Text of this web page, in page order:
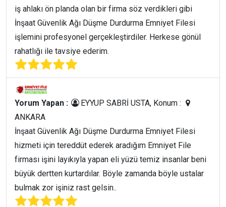
iş ahlakı ön planda olan bir firma söz verdikleri gibi
İnşaat Güvenlik Ağı Düşme Durdurma Emniyet Filesi
işlemini profesyonel gerçekleştirdiler. Herkese gönül
rahatlığı ile tavsiye ederim.
Yorum Yapan :
EYYUP SABRİ USTA, Konum :
ANKARA
İnşaat Güvenlik Ağı Düşme Durdurma Emniyet Filesi
hizmeti için tereddüt ederek aradığım Emniyet File
firması işini layıkıyla yapan eli yüzü temiz insanlar beni
büyük dertten kurtardılar. Böyle zamanda böyle ustalar
bulmak zor işiniz rast gelsin..